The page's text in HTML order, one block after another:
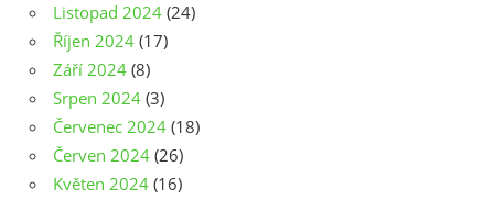
Listopad 2024 (24)
Říjen 2024 (17)
Září 2024 (8)
Srpen 2024 (3)
Červenec 2024 (18)
Červen 2024 (26)
Květen 2024 (16)